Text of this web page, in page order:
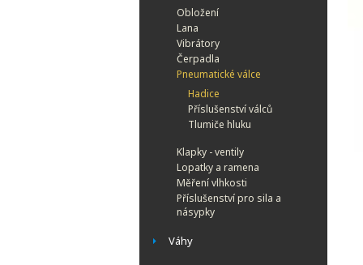
Obložení
Lana
Vibrátory
Čerpadla
Pneumatické válce
Hadice
Příslušenství válců
Tlumiče hluku
Klapky - ventily
Lopatky a ramena
Měření vlhkosti
Příslušenství pro sila a
násypky
Váhy